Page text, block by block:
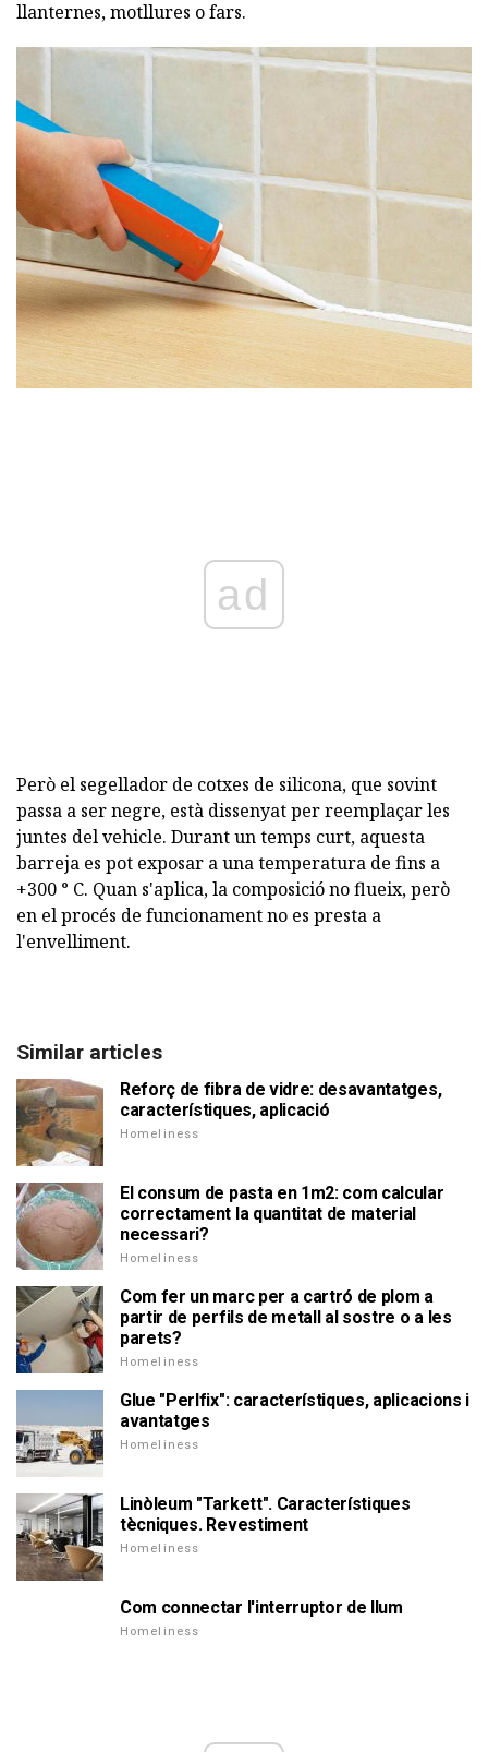
llanternes, motllures o fars.
ad
Però el segellador de cotxes de silicona, que sovint
passa a ser negre, està dissenyat per reemplaçar les
juntes del vehicle. Durant un temps curt, aquesta
barreja es pot exposar a una temperatura de fins a
+300 ° C. Quan s'aplica, la composició no flueix, però
en el procés de funcionament no es presta a
l'envelliment.
Similar articles
Reforç de fibra de vidre: desavantatges,
característiques, aplicació
Homeliness
El consum de pasta en 1m2: com calcular
correctament la quantitat de material
necessari?
Homeliness
Com fer un marc per a cartró de plom a
partir de perfils de metall al sostre o a les
parets?
Homeliness
Glue "Perlfix": característiques, aplicacions i
avantatges
Homeliness
Linòleum "Tarkett". Característiques
tècniques. Revestiment
Homeliness
Com connectar l'interruptor de llum
Homeliness